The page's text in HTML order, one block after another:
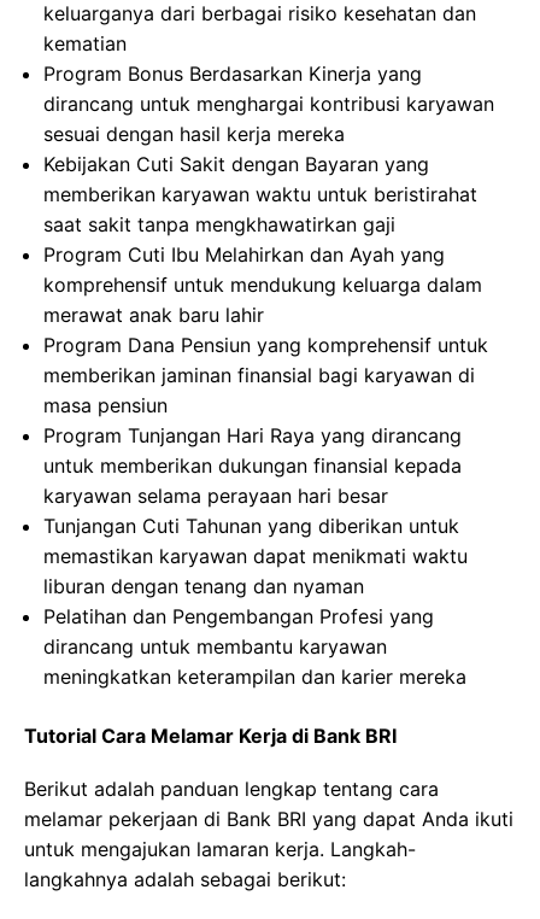
keluarganya dari berbagai risiko kesehatan dan
kematian
Program Bonus Berdasarkan Kinerja yang
dirancang untuk menghargai kontribusi karyawan
sesuai dengan hasil kerja mereka
Kebijakan Cuti Sakit dengan Bayaran yang
memberikan karyawan waktu untuk beristirahat
saat sakit tanpa mengkhawatirkan gaji
Program Cuti Ibu Melahirkan dan Ayah yang
komprehensif untuk mendukung keluarga dalam
merawat anak baru lahir
Program Dana Pensiun yang komprehensif untuk
memberikan jaminan finansial bagi karyawan di
masa pensiun
Program Tunjangan Hari Raya yang dirancang
untuk memberikan dukungan finansial kepada
karyawan selama perayaan hari besar
Tunjangan Cuti Tahunan yang diberikan untuk
memastikan karyawan dapat menikmati waktu
liburan dengan tenang dan nyaman
Pelatihan dan Pengembangan Profesi yang
dirancang untuk membantu karyawan
meningkatkan keterampilan dan karier mereka
Tutorial Cara Melamar Kerja di Bank BRI
Berikut adalah panduan lengkap tentang cara
melamar pekerjaan di Bank BRI yang dapat Anda ikuti
untuk mengajukan lamaran kerja. Langkah-
langkahnya adalah sebagai berikut: